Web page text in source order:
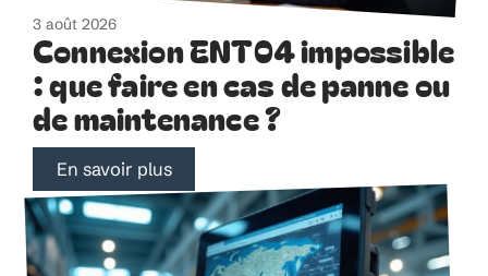
3 août 2026
Connexion ENT04 impossible
: que faire en cas de panne ou
de maintenance ?
En savoir plus